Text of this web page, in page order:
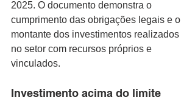
2025. O documento demonstra o
cumprimento das obrigações legais e o
montante dos investimentos realizados
no setor com recursos próprios e
vinculados.
Investimento acima do limite